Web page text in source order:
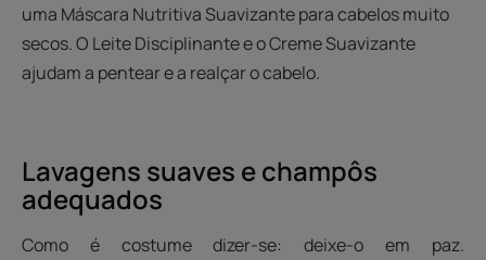
uma Máscara Nutritiva Suavizante para cabelos muito
secos. O Leite Disciplinante e o Creme Suavizante
ajudam a pentear e a realçar o cabelo.
Lavagens suaves e champôs
adequados
Como é costume dizer-se: deixe-o em paz.